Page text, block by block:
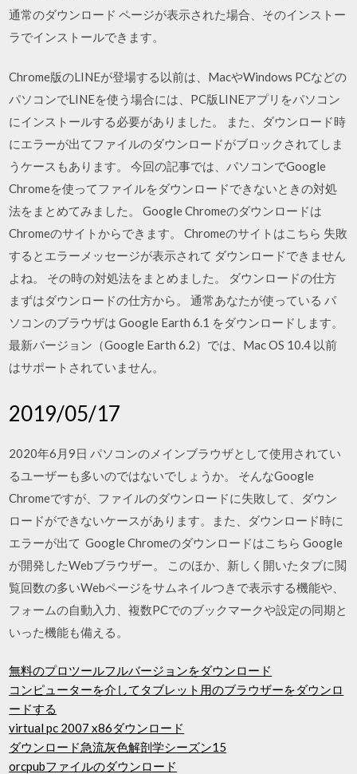
通常のダウンロード ページが表示された場合、そのインストー
ラでインストールできます。
Chrome版のLINEが登場する以前は、MacやWindows PCなどの
パソコンでLINEを使う場合には、PC版LINEアプリをパソコン
にインストールする必要がありました。 また、ダウンロード時
にエラーが出てファイルのダウンロードがブロックされてしま
うケースもあります。 今回の記事では、パソコンでGoogle
Chromeを使ってファイルをダウンロードできないときの対処
法をまとめてみました。 Google Chromeのダウンロードは
Chromeのサイトからできます。 Chromeのサイトはこちら 失敗
するとエラーメッセージが表示されて ダウンロードできません
よね。 その時の対処法をまとめました。 ダウンロードの仕方
まずはダウンロードの仕方から。 通常あなたが使っている パ
ソコンのブラウザは Google Earth 6.1 をダウンロードします。
最新バージョン（Google Earth 6.2）では、Mac OS 10.4 以前
はサポートされていません。
2019/05/17
2020年6月9日 パソコンのメインブラウザとして使用されてい
るユーザーも多いのではないでしょうか。 そんなGoogle
Chromeですが、ファイルのダウンロードに失敗して、ダウン
ロードができないケースがあります。また、ダウンロード時に
エラーが出て Google Chromeのダウンロードはこちら Google
が開発したWebブラウザー。 このほか、新しく開いたタブに閲
覧回数の多いWebページをサムネイルつきで表示する機能や、
フォームの自動入力、複数PCでのブックマークや設定の同期と
いった機能も備える。
無料のプロツールフルバージョンをダウンロード
コンピューターを介してタブレット用のブラウザーをダウンロ
ードする
virtual pc 2007 x86ダウンロード
ダウンロード急流灰色解剖学シーズン15
orcpubファイルのダウンロード